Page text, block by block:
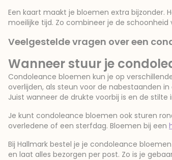
Een kaart maakt je bloemen extra bijzonder.
moeilijke tijd. Zo combineer je de
Veelgestelde vragen over een
Wanneer stuur je
Condoleance bloemen kun je op
overlijden, als steun voor de nabestaanden
Juist wanneer de drukte voorbij is en de
Je kunt condoleance bloemen ook sturen
overledene of een sterfdag. Bloemen bij een
Bij Hallmark bestel je je condoleance
en laat alles bezorgen per post. Zo is je